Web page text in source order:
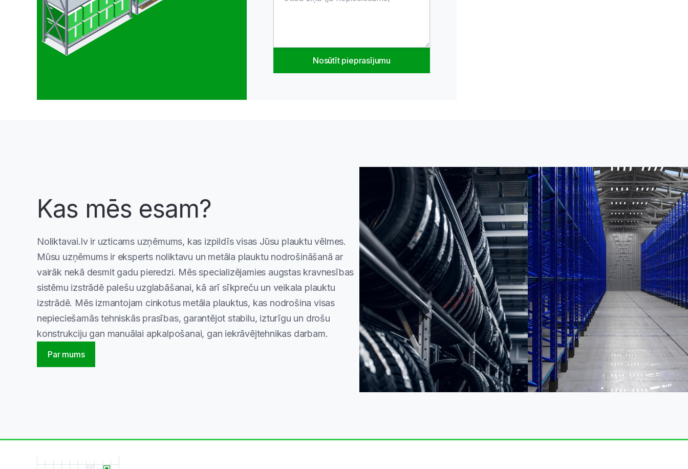
Nosūtīt pieprasījumu
Kas mēs esam?
Noliktavai.lv ir uzticams uzņēmums, kas izpildīs visas Jūsu plauktu vēlmes.
Mūsu uzņēmums ir eksperts noliktavu un metāla plauktu nodrošināšanā ar
vairāk nekā desmit gadu pieredzi. Mēs specializējamies augstas kravnesības
sistēmu izstrādē palešu uzglabāšanai, kā arī sīkpreču un veikala plauktu
izstrādē. Mēs izmantojam cinkotus metāla plauktus, kas nodrošina visas
nepieciešamās tehniskās prasības, garantējot stabilu, izturīgu un drošu
konstrukciju gan manuālai apkalpošanai, gan iekrāvējtehnikas darbam.
Par mums